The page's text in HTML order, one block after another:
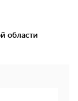
области